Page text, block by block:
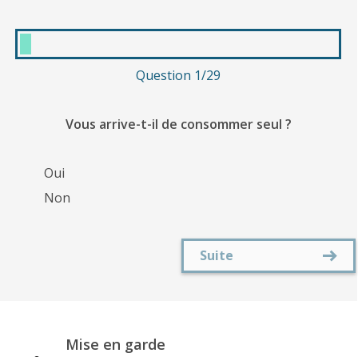
Question 1/29
Vous arrive-t-il de consommer seul ?
Oui
Non
Suite
Mise en garde